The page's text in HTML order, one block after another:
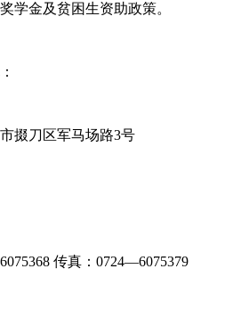
学金及贫困生资助政策。
掇刀区军马场路3号
传真：0724—6075379